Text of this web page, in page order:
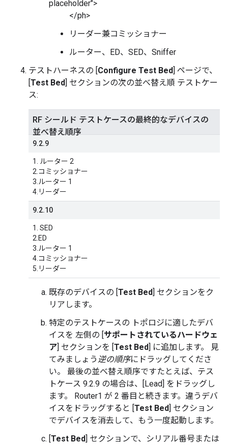
placeholder">
</ph>
リーダー兼コミッショナー
ルーター、ED、SED、Sniffer
テストハーネスの [Configure Test Bed] ページで、
[Test Bed] セクションの次の並べ替え順 テストケー
ス:
RF シールド テストケースの最終的なデバイスの
並べ替え順序
9.2.9
1. ルーター 2
2.コミッショナー
3.ルーター 1
4.リーダー
9.2.10
1. SED
2.ED
3.ルーター 1
4.コミッショナー
5.リーダー
既存のデバイスの [Test Bed] セクションをク
リアします。
特定のテストケースの トポロジに適したデバ
イスを 左側の [サポートされているハードウェ
ア] セクションを [Test Bed] に追加します。 見
てみましょう 逆の順序にドラッグしてくださ
い。 最後の並べ替え順序ですたとえば、テス
トケース 9.2.9 の場合は、[Lead] をドラッグし
ます。 Router1 が 2 番目と続きます。違うデバ
イスをドラッグすると [Test Bed] セクション
でデバイスを消去して、もう一度起動します。
[Test Bed] セクションで、シリアル番号または